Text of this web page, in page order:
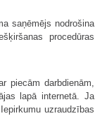
saņēmējs nodrošina
procedūras
piecām darbdienām,
lapā internetā. Ja
uzraudzības